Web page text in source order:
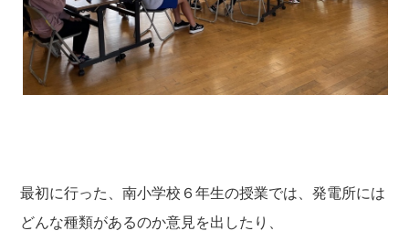
最初に行った、南小学校６年生の授業では、発電所には
どんな種類があるのか意見を出したり、